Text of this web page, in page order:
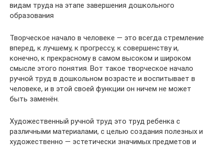
видам труда на этапе завершения дошкольного
образования
Творческое начало в человеке — это всегда стремление
вперед, к лучшему, к прогрессу, к совершенству и,
конечно, к прекрасному в самом высоком и широком
смысле этого понятия. Вот такое творческое начало
ручной труд в дошкольном возрасте и воспитывает в
человеке, и в этой своей функции он ничем не может
быть заменён.
Художественный ручной труд это труд ребенка с
различными материалами, с целью создания полезных и
художественно — эстетически значимых предметов и